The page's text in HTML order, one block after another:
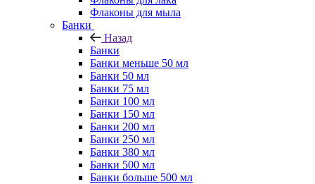
Флаконы для мыла
Банки
Назад
Банки
Банки меньше 50 мл
Банки 50 мл
Банки 75 мл
Банки 100 мл
Банки 150 мл
Банки 200 мл
Банки 250 мл
Банки 380 мл
Банки 500 мл
Банки больше 500 мл